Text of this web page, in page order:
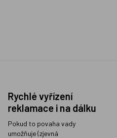
Rychlé vyřízení
reklamace i na dálku
Pokud to povaha vady
umožňuje (zjevná